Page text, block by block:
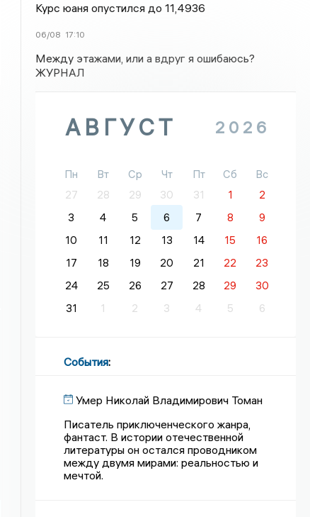
Курс юаня опустился до 11,4936
06/08 17:10
Между этажами, или а вдруг я ошибаюсь?
ЖУРНАЛ
АВГУСТ 2026
Пн Вт Ср Чт Пт Сб
Вс
27
28 29 30 31 1
2
3
4 5 6 7 8
9
10
11 12 13 14 15
16
17
18 19 20 21 22
23
24
25 26 27 28 29
30
31
1 2 3 4 5 6
События:
Умер Николай Владимирович Томан
Писатель приключенческого жанра,
фантаст. В истории отечественной
литературы он остался проводником
между двумя мирами: реальностью и
мечтой.